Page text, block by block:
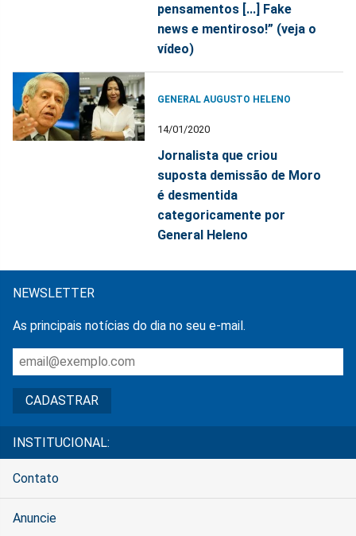
pensamentos [...] Fake
news e mentiroso!” (veja o
vídeo)
GENERAL AUGUSTO HELENO
14/01/2020
Jornalista que criou
suposta demissão de Moro
é desmentida
categoricamente por
General Heleno
NEWSLETTER
As principais notícias do dia no seu e-mail.
INSTITUCIONAL:
Contato
Anuncie